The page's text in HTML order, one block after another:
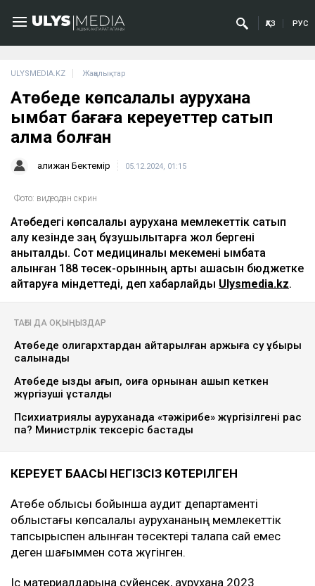
ҚАЗ РУС
ULYSMEDIA.KZ Жаңалықтар
Ақтөбеде көпсалалы аурухана
қымбат бағаға кереуеттер сатып
алмақ болған
Қалижан Бектемір 05.12.2024, 01:15
Фото: видеодан скрин
Ақтөбедегі көпсалалы аурухана мемлекеттік сатып
алу кезінде заң бұзушылықтарға жол бергені
анықталды. Сот медициналық мекемені қымбатқа
алынған 188 төсек-орынның артық ақшасын бюджетке
қайтаруға міндеттеді, деп хабарлайды
ТАҒЫ ДА ОҚЫҢЫЗДАР
салынады
Ақтөбеде қызды қағып, оқиға орнынан қашып кеткен
жүргізуші ұсталды
Психиатриялық ауруханада «тәжірибе» жүргізілгені рас
па? Министрлік тексеріс бастады